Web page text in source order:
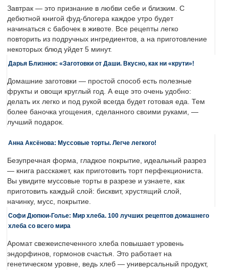
Завтрак — это признание в любви себе и близким. С
дебютной книгой фуд-блогера каждое утро будет
начинаться с бабочек в животе. Все рецепты легко
повторить из подручных ингредиентов, а на приготовление
некоторых блюд уйдет 5 минут.
Дарья Близнюк: «Заготовки от Даши. Вкусно, как ни «крути»!
Домашние заготовки — простой способ есть полезные
фрукты и овощи круглый год. А еще это очень удобно:
делать их легко и под рукой всегда будет готовая еда. Тем
более баночка угощения, сделанного своими руками, —
лучший подарок.
Анна Аксёнова: Муссовые торты. Легче легкого!
Безупречная форма, гладкое покрытие, идеальный разрез
— книга расскажет, как приготовить торт перфекциониста.
Вы увидите муссовые торты в разрезе и узнаете, как
приготовить каждый слой: бисквит, хрустящий слой,
начинку, мусс, покрытие.
Софи Дюпюи-Голье: Мир хлеба. 100 лучших рецептов домашнего
хлеба со всего мира
Аромат свежеиспеченного хлеба повышает уровень
эндорфинов, гормонов счастья. Это работает на
генетическом уровне, ведь хлеб — универсальный продукт,